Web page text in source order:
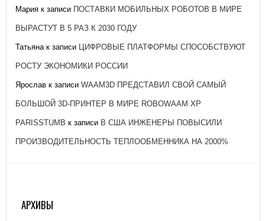
Мария к записи ПОСТАВКИ МОБИЛЬНЫХ РОБОТОВ В МИРЕ
ВЫРАСТУТ В 5 РАЗ К 2030 ГОДУ
Татьянак записи ЦИФРОВЫЕ ПЛАТФОРМЫ СПОСОБСТВУЮТ
РОСТУ ЭКОНОМИКИ РОССИИ
Ярослав к записи WAAM3D ПРЕДСТАВИЛ СВОЙ САМЫЙ
БОЛЬШОЙ 3D-ПРИНТЕР В МИРЕ ROBOWAAM XP
PARISSTUMB к записи В США ИНЖЕНЕРЫ ПОВЫСИЛИ
ПРОИЗВОДИТЕЛЬНОСТЬ ТЕПЛООБМЕННИКА НА 2000%
АРХИВЫ